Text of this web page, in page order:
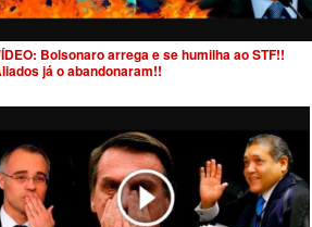
Bolsonaro arrega e se humilha ao STF!!
já o abandonaram!!